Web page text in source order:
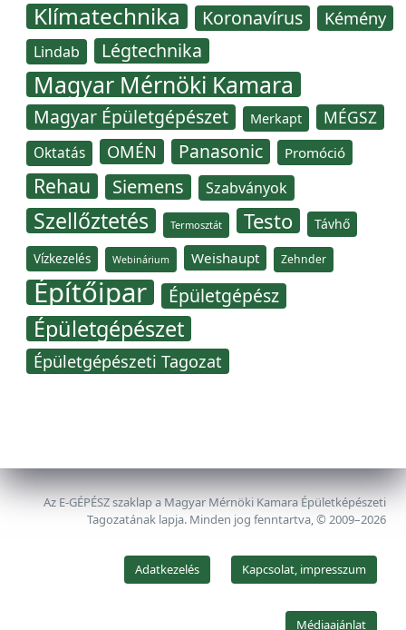
Klímatechnika Koronavírus Kémény
Lindab Légtechnika
Magyar Mérnöki Kamara
Magyar Épületgépészet Merkapt MÉGSZ
Oktatás OMÉN Panasonic Promóció
Rehau Siemens Szabványok
Szellőztetés Termosztát Testo Távhő
Vízkezelés Webinárium Weishaupt Zehnder
Építőipar Épületgépész
Épületgépészet
Épületgépészeti Tagozat
Az E-GÉPÉSZ szaklap a Magyar Mérnöki Kamara Épületképészeti
Tagozatának lapja. Minden jog fenntartva, © 2009–2026
Adatkezelés Kapcsolat, impresszum
Médiaajánlat